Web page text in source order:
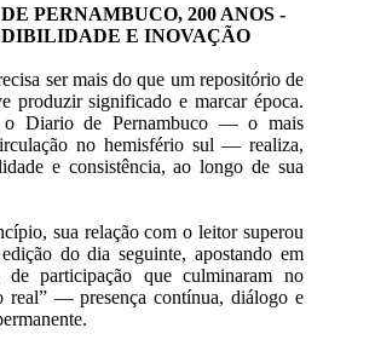
PERNAMBUCO, 200 ANOS -
E INOVAÇÃO
ser mais do que um repositório de
produzir significado e marcar época.
Diario de Pernambuco — o mais
no hemisfério sul — realiza,
e consistência, ao longo de sua
sua relação com o leitor superou
do dia seguinte, apostando em
de participação que culminaram no
real” — presença contínua, diálogo e